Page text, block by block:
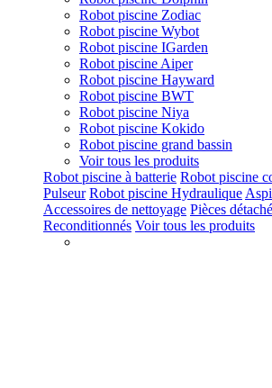
Robot piscine Zodiac
Robot piscine Wybot
Robot piscine IGarden
Robot piscine Aiper
Robot piscine Hayward
Robot piscine BWT
Robot piscine Niya
Robot piscine Kokido
Robot piscine grand bassin
Voir tous les produits
Robot piscine à batterie Robot piscine
Pulseur Robot piscine Hydraulique
Accessoires de nettoyage Pièces
Reconditionnés Voir tous les produits